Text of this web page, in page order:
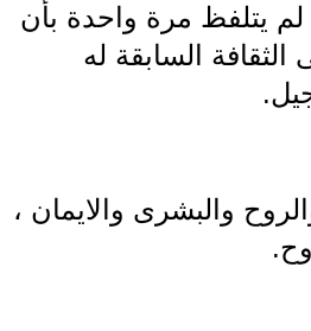
لم يتلفظ مرة واحدة بأن
السابقة له
والبشرى والايمان ،